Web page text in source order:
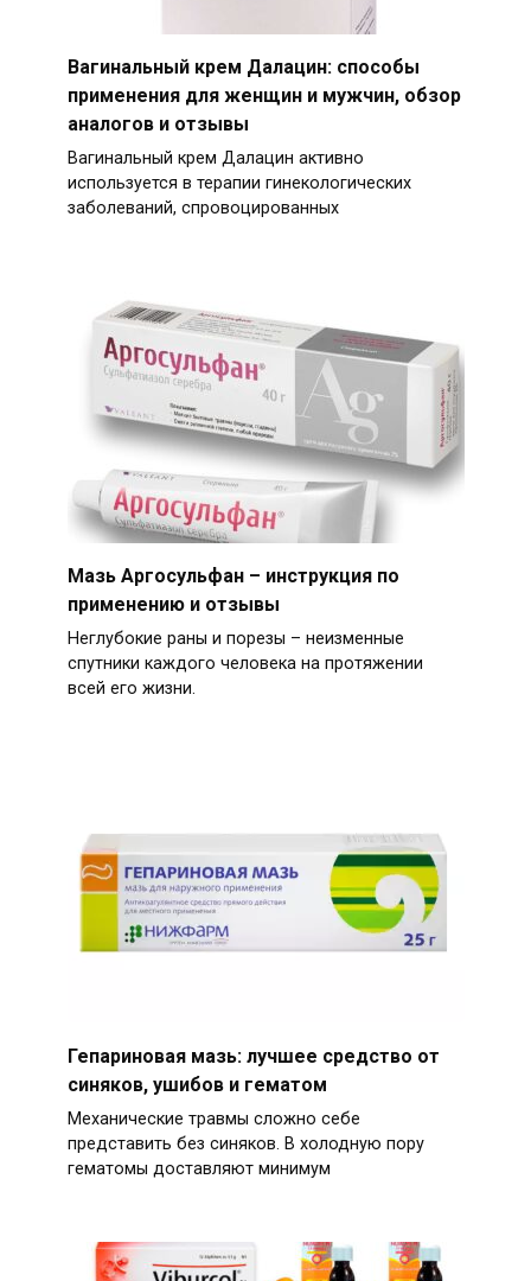
Вагинальный крем Далацин: способы
применения для женщин и мужчин, обзор
аналогов и отзывы
Вагинальный крем Далацин активно
используется в терапии гинекологических
заболеваний, спровоцированных
Мазь Аргосульфан – инструкция по
применению и отзывы
Неглубокие раны и порезы – неизменные
спутники каждого человека на протяжении
всей его жизни.
Гепариновая мазь: лучшее средство от
синяков, ушибов и гематом
Механические травмы сложно себе
представить без синяков. В холодную пору
гематомы доставляют минимум